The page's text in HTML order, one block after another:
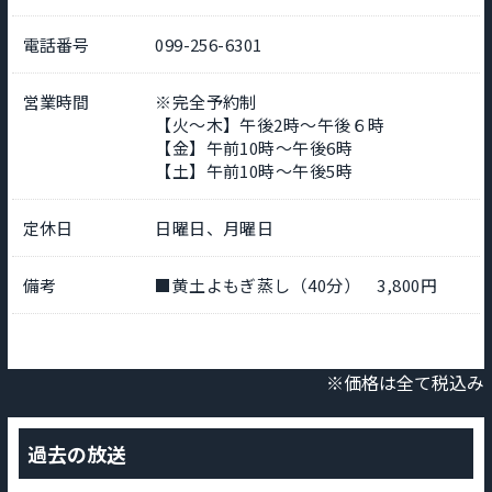
電話番号 099-256-6301
営業時間
※完全予約制
【火～木】午後2時～午後６時
【金】午前10時～午後6時
【土】午前10時～午後5時
定休日 日曜日、月曜日
備考 ■黄土よもぎ蒸し（40分） 3,800円
※価格は全て税込み
過去の放送